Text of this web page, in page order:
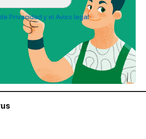
Privacidad y el Aviso legal